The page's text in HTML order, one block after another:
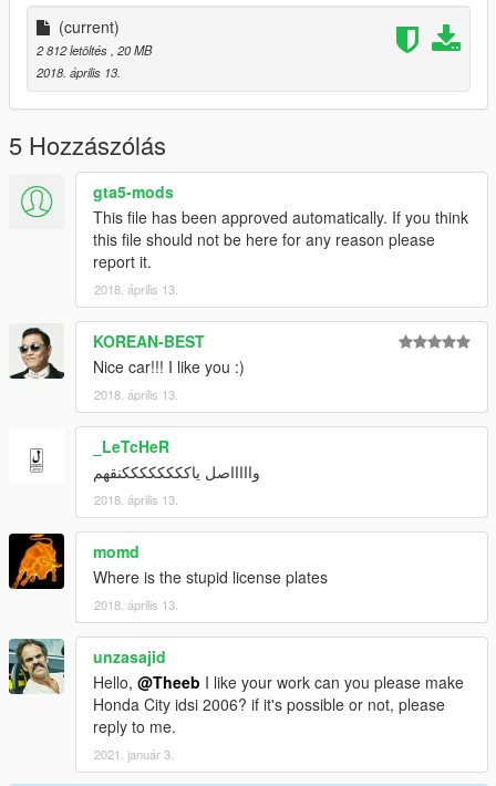
(current)
2 812 letöltés , 20 MB
2018. április 13.
5 Hozzászólás
gta5-mods
This file has been approved automatically. If you think
this file should not be here for any reason please
report it.
2018. április 13.
KOREAN-BEST
Nice car!!! I like you :)
2018. április 13.
_LeTcHeR
واااااصل ياككككككككنقهم
2018. április 13.
momd
Where is the stupid license plates
2018. április 13.
unzasajid
Hello, @Theeb I like your work can you please make
Honda City idsi 2006? if it's possible or not, please
reply to me.
2021. január 3.